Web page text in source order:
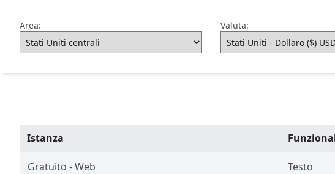
Area: Valuta:
Istanza
Gratuito - Web
Testo